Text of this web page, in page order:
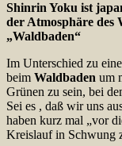
Shinrin Yoku ist
der Atmosphäre des
„Waldbaden“
Im Unterschied zu
beim Waldbaden um
Grünen zu sein, bei
Sei es , daß wir uns
haben kurz mal „vor
Kreislauf in Schwung